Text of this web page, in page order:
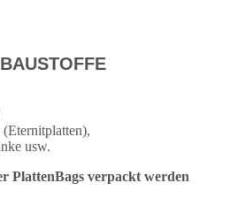
(Eternitplatten),
usw.
PlattenBags verpackt werden